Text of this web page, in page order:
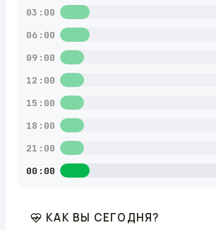
03:00
06:00
09:00
12:00
15:00
18:00
21:00
00:00
КАК ВЫ СЕГОДНЯ?